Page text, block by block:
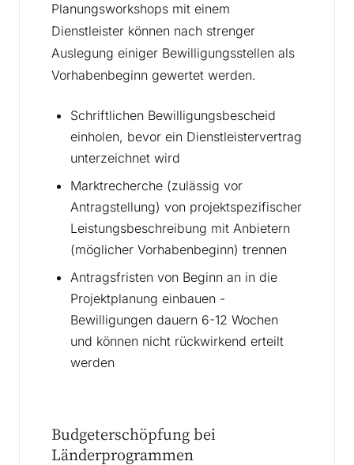
Planungsworkshops mit einem
Dienstleister können nach strenger
Auslegung einiger Bewilligungsstellen als
Vorhabenbeginn gewertet werden.
Schriftlichen Bewilligungsbescheid
einholen, bevor ein Dienstleistervertrag
unterzeichnet wird
Marktrecherche (zulässig vor
Antragstellung) von projektspezifischer
Leistungsbeschreibung mit Anbietern
(möglicher Vorhabenbeginn) trennen
Antragsfristen von Beginn an in die
Projektplanung einbauen -
Bewilligungen dauern 6-12 Wochen
und können nicht rückwirkend erteilt
werden
Budgeterschöpfung bei
Länderprogrammen